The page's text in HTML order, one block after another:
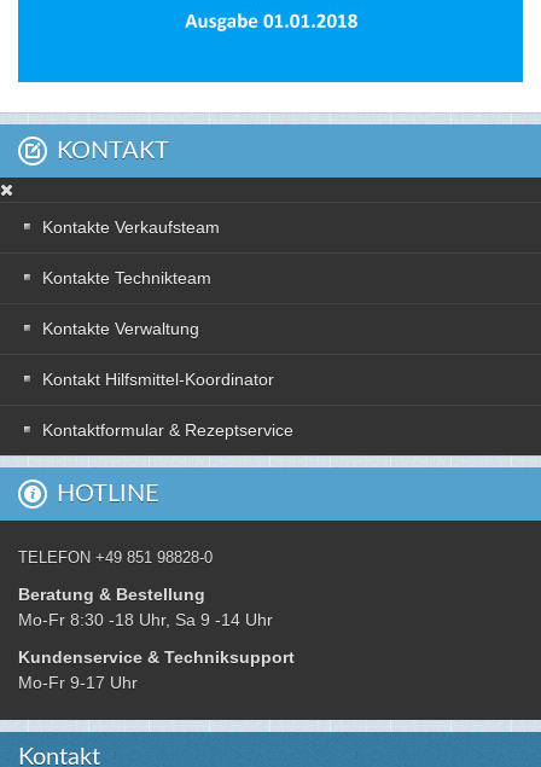
KONTAKT
Kontakte Verkaufsteam
Kontakte Technikteam
Kontakte Verwaltung
Kontakt Hilfsmittel-Koordinator
Kontaktformular & Rezeptservice
HOTLINE
TELEFON +49 851 98828-0
Beratung & Bestellung
Mo-Fr 8:30 -18 Uhr, Sa 9 -14 Uhr
Kundenservice & Techniksupport
Mo-Fr 9-17 Uhr
Kontakt